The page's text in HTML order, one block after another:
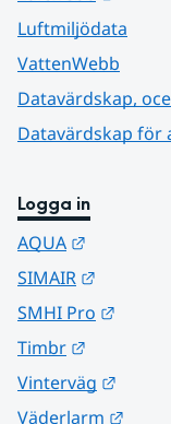
Luftmiljödata
VattenWebb
Datavärdskap,
Datavärdskap för
Logga in
AQUA
SIMAIR
SMHI Pro
Timbr
Vinterväg
Väderlarm